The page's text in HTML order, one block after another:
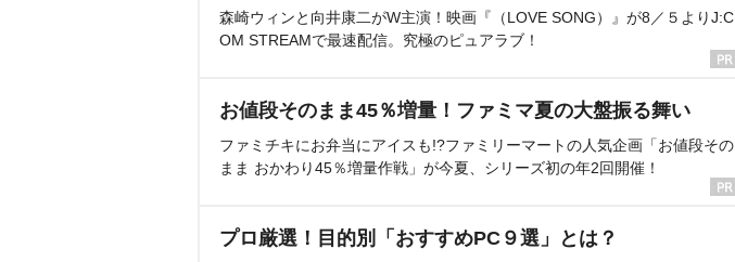
森崎ウィンと向井康二がW主演！映画『（LOVE SONG）』が8／５よりJ:C
OM STREAMで最速配信。究極のピュアラブ！
お値段そのまま45％増量！ファミマ夏の大盤振る舞い
ファミチキにお弁当にアイスも!?ファミリーマートの人気企画「お値段その
まま おかわり45％増量作戦」が今夏、シリーズ初の年2回開催！
プロ厳選！目的別「おすすめPC９選」とは？